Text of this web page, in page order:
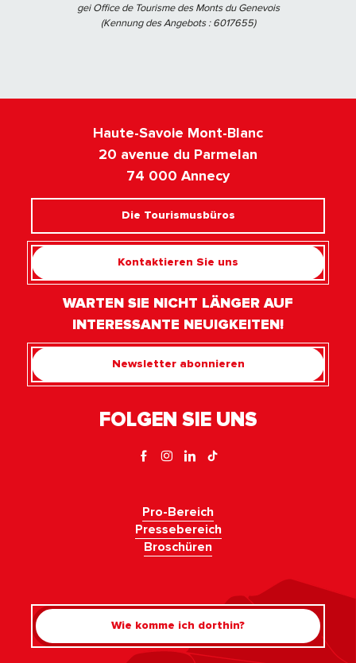
gei Office de Tourisme des Monts du Genevois
(Kennung des Angebots :6017655)
Haute-Savoie Mont-Blanc
20 avenue du Parmelan
74 000 Annecy
Die Tourismusbüros
Kontaktieren Sie uns
WARTEN SIE NICHT LÄNGER AUF
INTERESSANTE NEUIGKEITEN!
Newsletter abonnieren
FOLGEN SIE UNS
Pro-Bereich
Pressebereich
Broschüren
Wie komme ich dorthin?